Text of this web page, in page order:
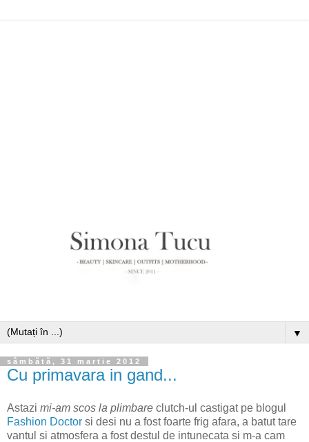
▼
sâmbătă, 31 martie 2012
Cu primavara in gand...
Astazi mi-am scos la plimbare clutch-ul castigat pe blogul
Fashion Doctor si desi nu a fost foarte frig afara, a batut tare
vantul si atmosfera a fost destul de intunecata si m-a cam